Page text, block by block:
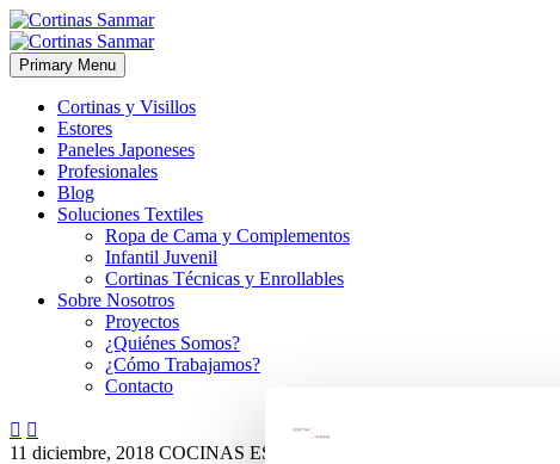
Primary Menu
Cortinas y Visillos
Estores
Paneles Japoneses
Profesionales
Blog
Soluciones Textiles
Ropa de Cama y Complementos
Infantil Juvenil
Cortinas Técnicas y Enrollables
Sobre Nosotros
Proyectos
¿Quiénes Somos?
¿Cómo Trabajamos?
Contacto
 
11 diciembre, 2018 COCINAS ESTILO TÉCNICO